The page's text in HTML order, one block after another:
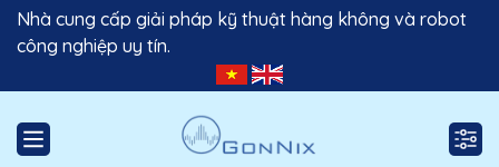
Nhà cung cấp giải pháp kỹ thuật hàng không và robot
công nghiệp uy tín.